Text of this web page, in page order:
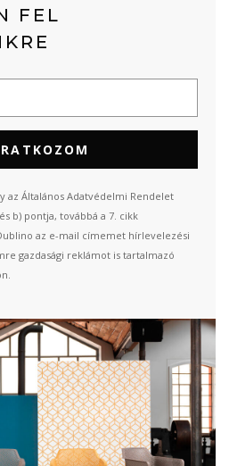
FEL
az Általános Adatvédelmi Rendelet
b) pontja, továbbá a 7. cikk
az e-mail címemet hírlevelezési
gazdasági reklámot is tartalmazó